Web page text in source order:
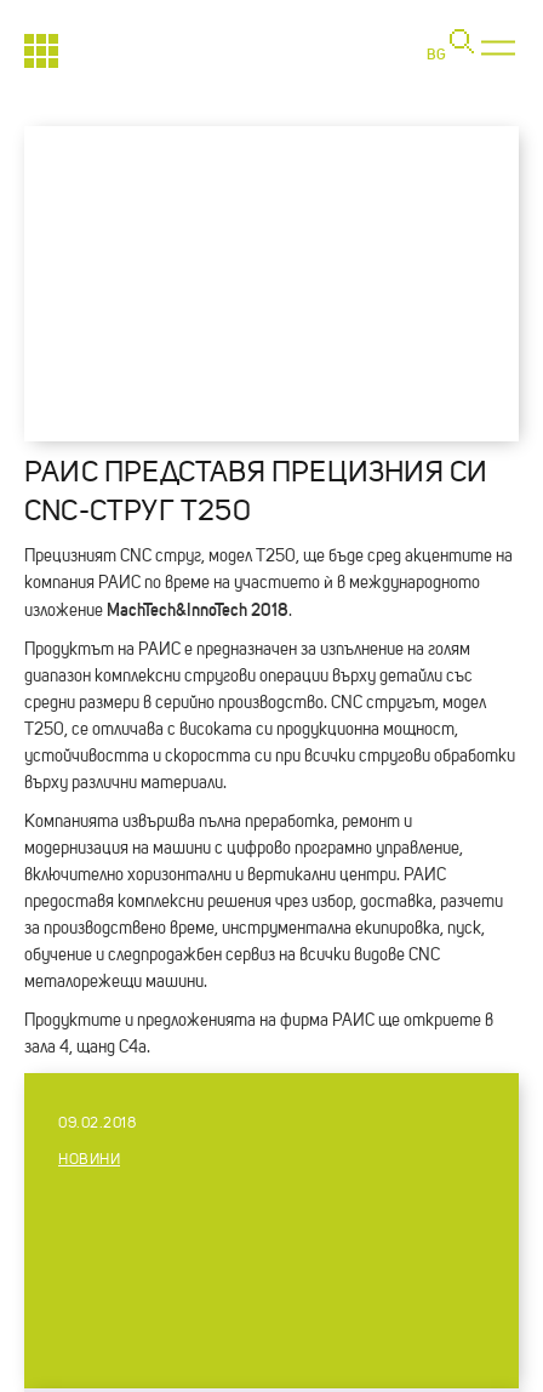
BG
09.02.2018
НОВИНИ
РАИС ПРЕДСТАВЯ ПРЕЦИЗНИЯ СИ
CNC-СТРУГ Т250
Прецизният CNC струг, модел Т250, ще бъде сред акцентите на
компания РАИС по време на участието ѝ в международното
изложение MachTech&InnoTech 2018.
Продуктът на РАИС е предназначен за изпълнение на голям
диапазон комплексни стругови операции върху детайли със
средни размери в серийно производство. CNC стругът, модел
Т250, се отличава с високата си продукционна мощност,
устойчивостта и скоростта си при всички стругови обработки
върху различни материали.
Компанията извършва пълна преработка, ремонт и
модернизация на машини с цифрово програмно управление,
включително хоризонтални и вертикални центри. РАИС
предоставя комплексни решения чрез избор, доставка, разчети
за производствено време, инструментална екипировка, пуск,
обучение и следпродажбен сервиз на всички видове CNC
металорежещи машини.
Продуктите и предложенията на фирма РАИС ще откриете в
зала 4, щанд С4а.